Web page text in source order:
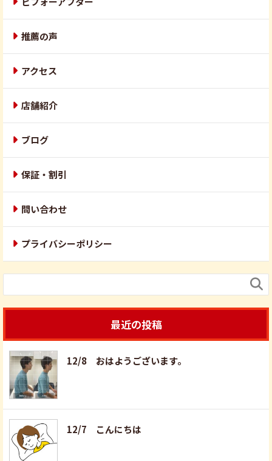
推薦の声
アクセス
店舗紹介
ブログ
保証・割引
問い合わせ
プライバシーポリシー

最近の投稿
12/8 おはようございます。
12/7 こんにちは